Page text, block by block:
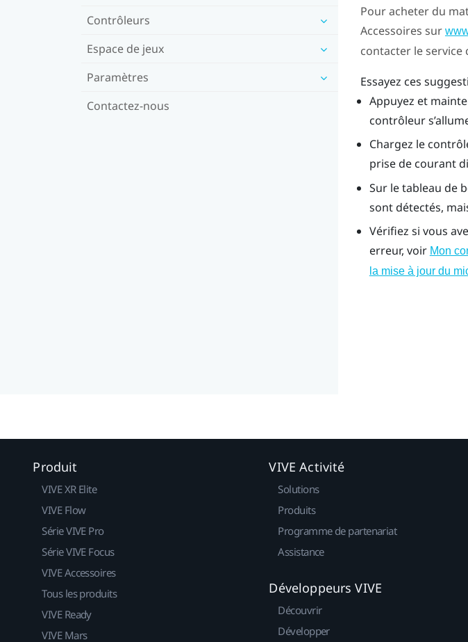
Contrôleurs
Espace de jeux
Paramètres
Contactez-nous
Pour acheter du
Accessoires sur
contacter le
Essayez ces
Appuyez et
contrôleur
Chargez le
prise de courant
Sur le tableau de
sont détectés,
Vérifiez si vous
erreur, voir Mon
la mise à jour du
Produit
VIVE XR Elite
VIVE Flow
Série VIVE Pro
Série VIVE Focus
VIVE Accessoires
Tous les produits
VIVE Ready
VIVE Mars
VIVE Activité
Solutions
Produits
Programme de partenariat
Assistance
Développeurs VIVE
Découvrir
Développer